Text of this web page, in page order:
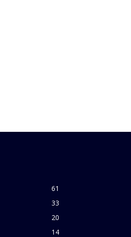
61
33
20
14